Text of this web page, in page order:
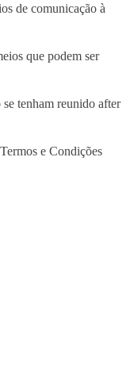
de comunicação à
que podem ser
tenham reunido after
e Condições